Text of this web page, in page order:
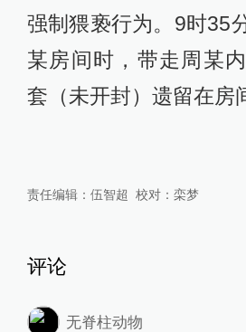
强制猥亵行为。9时35
某房间时，带走周某
套（未开封）遗留在房
责任编辑： 伍智超 校对： 栾梦
评论
无脊柱动物